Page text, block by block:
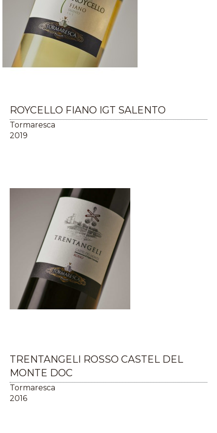
ROYCELLO FIANO IGT SALENTO
Tormaresca
2019
TRENTANGELI ROSSO CASTEL DEL
MONTE DOC
Tormaresca
2016